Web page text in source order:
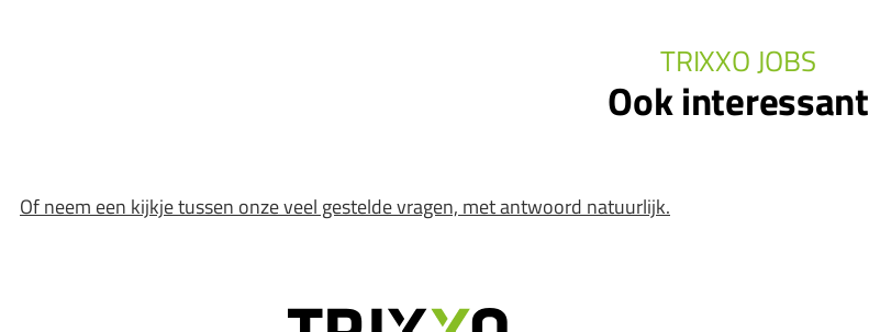
TRIXXO JOBS
Ook interessant
Of neem een kijkje tussen onze veel gestelde vragen, met antwoord natuurlijk.